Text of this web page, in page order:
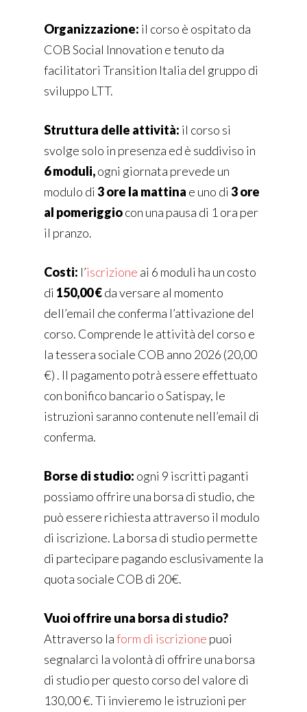
Organizzazione: il corso è ospitato da
COB Social Innovation e tenuto da
facilitatori Transition Italia del gruppo di
sviluppo LTT.
Struttura delle attività: il corso si
svolge solo in presenza ed è suddiviso in
6 moduli,ogni giornata prevede un
modulo di 3 ore la mattina e uno di 3 ore
al pomeriggiocon una pausa di 1 ora per
il pranzo.
Costi: l’iscrizione ai 6 moduli ha un costo
di 150,00 €da versare al momento
dell’email che conferma l’attivazione del
corso. Comprende le attività del corso e
la tessera sociale COB anno 2026 (20,00
€) . Il pagamento potrà essere effettuato
con bonifico bancario o Satispay, le
istruzioni saranno contenute nell’email di
conferma.
Borse di studio: ogni 9 iscritti paganti
possiamo offrire una borsa di studio, che
può essere richiesta attraverso il modulo
di iscrizione. La borsa di studio permette
di partecipare pagando esclusivamente la
quota sociale COB di 20€.
Vuoi offrire una borsa di studio?
Attraverso laform di iscrizione puoi
segnalarci la volontà di offrire una borsa
di studio per questo corso del valore di
130,00 €. Ti invieremo le istruzioni per